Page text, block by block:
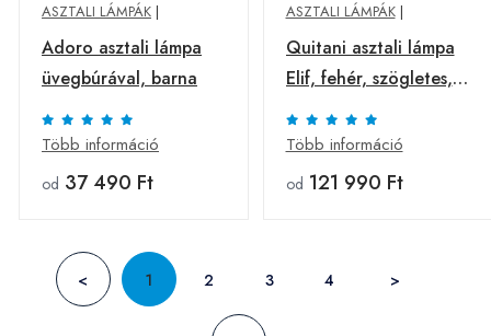
ASZTALI LÁMPÁK |
Adoro asztali lámpa
üvegbúrával, barna
Több információ
od 37 490 Ft
ASZTALI LÁMPÁK|
Quitani asztali lámpa
Elif, fehér, szögletes,
sötét tölgyfa
Több információ
od 121 990 Ft
< 1 2 3 4 >